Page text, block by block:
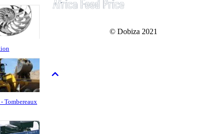
Tombereaux
© Dobiza 2021